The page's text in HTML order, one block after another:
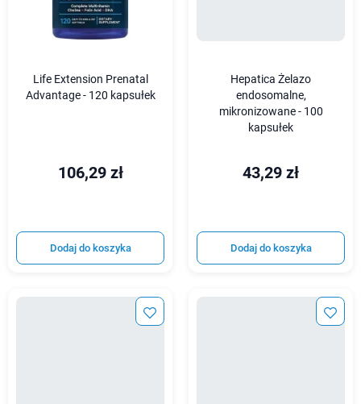
Life Extension Prenatal
Advantage - 120 kapsułek
106,29 zł
Dodaj do koszyka
Hepatica Żelazo
endosomalne,
mikronizowane - 100
kapsułek
43,29 zł
Dodaj do koszyka